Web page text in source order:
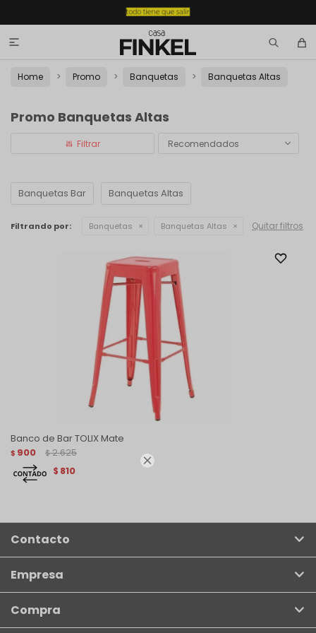


Home Promo Banquetas Banquetas Altas
Promo Banquetas Altas
Recomendados
Banquetas Bar Banquetas Altas
Filtrando por: Banquetas Banquetas Altas Quitar filtros
Banco de Bar TOLIX Mate
$ 900 $ 2.625
$ 810
Contacto
Empresa
Compra